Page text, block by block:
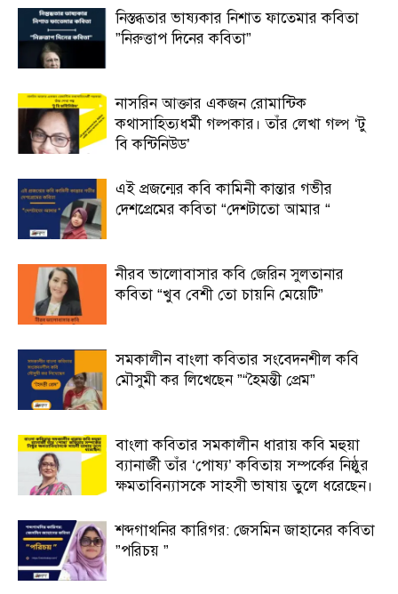
নিস্তব্ধতার ভাষ্যকার নিশাত ফাতেমার কবিতা
”নিরুত্তাপ দিনের কবিতা”
নাসরিন আক্তার একজন রোমান্টিক
কথাসাহিত্যধর্মী গল্পকার। তাঁর লেখা গল্প ‘টু
বি কন্টিনিউড’
এই প্রজন্মের কবি কামিনী কান্তার গভীর
দেশপ্রেমের কবিতা “দেশটাতো আমার “
নীরব ভালোবাসার কবি জেরিন সুলতানার
কবিতা “খুব বেশী তো চায়নি মেয়েটি”
সমকালীন বাংলা কবিতার সংবেদনশীল কবি
মৌসুমী কর লিখেছেন ”“হৈমন্তী প্রেম”
বাংলা কবিতার সমকালীন ধারায় কবি মহুয়া
ব্যানার্জী তাঁর ‘পোষ্য’ কবিতায় সম্পর্কের নিষ্ঠুর
ক্ষমতাবিন্যাসকে সাহসী ভাষায় তুলে ধরেছেন।
শব্দগাথনির কারিগর: জেসমিন জাহানের কবিতা
”পরিচয় ”